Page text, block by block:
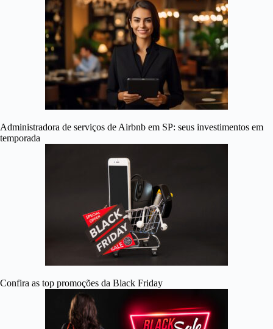
Administradora de serviços de Airbnb em SP: seus investimentos em
temporada
Confira as top promoções da Black Friday